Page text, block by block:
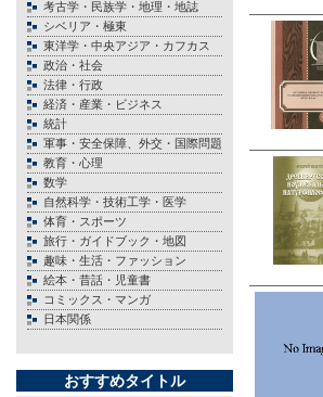
考古学・民族学・地理・地誌
シベリア・極東
東洋学・中央アジア・カフカス
政治・社会
法律・行政
経済・産業・ビジネス
統計
軍事・安全保障、外交・国際問題
教育・心理
数学
自然科学・技術工学・医学
体育・スポーツ
旅行・ガイドブック・地図
趣味・生活・ファッション
絵本・昔話・児童書
コミックス・マンガ
日本関係
おすすめタイトル